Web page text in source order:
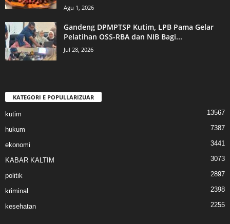
Agu 1, 2026
Gandeng DPMPTSP Kutim, LPB Pama Gelar
Pelatihan OSS-RBA dan NIB Bagi...
Jul 28, 2026
KATEGORI E POPULLARIZUAR
kutim 13567
hukum 7387
ekonomi 3441
KABAR KALTIM 3073
politik 2897
kriminal 2398
kesehatan 2255